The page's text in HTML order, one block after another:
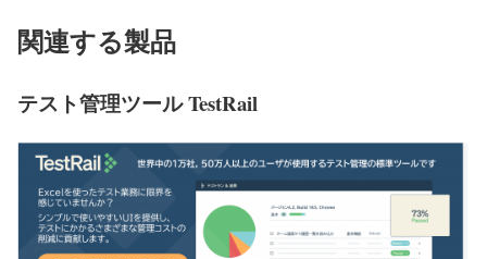
関連する製品
テスト管理ツール TestRail